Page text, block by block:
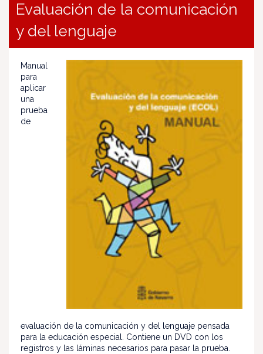
Evaluación de la comunicación
y del lenguaje
Manual
para
aplicar
una
prueba
de
evaluación de la comunicación y del lenguaje pensada
para la educación especial. Contiene un DVD con los
registros y las láminas necesarios para pasar la prueba.